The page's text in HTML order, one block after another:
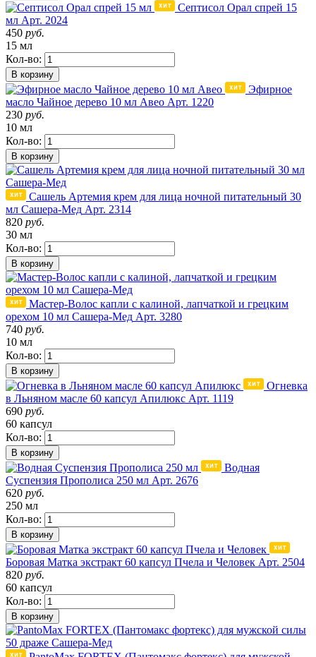
Септисол Орал спрей 15
мл Арт. 2024
450 руб.
15 мл
Кол-во:
В корзину
Эфирное
масло Чайное дерево 10 мл Авео Арт. 1220
230 руб.
10 мл
Кол-во:
В корзину
Сашель Артемия крем для лица ночной питательный 30
мл Сашера-Мед Арт. 2314
820 руб.
30 мл
Кол-во:
В корзину
Мастер-Волос капли с калиной, лапчаткой и грецким
орехом 10 мл Сашера-Мед Арт. 3280
740 руб.
10 мл
Кол-во:
В корзину
Огневка
в Льняном масле 60 капсул Апилюкс Арт. 1119
690 руб.
60 капсул
Кол-во:
В корзину
Водная
Суспензия Прополиса 250 мл Арт. 2676
620 руб.
250 мл
Кол-во:
В корзину
Боровая Матка экстракт 60 капсул Пчела и Человек Арт. 2504
820 руб.
60 капсул
Кол-во:
В корзину